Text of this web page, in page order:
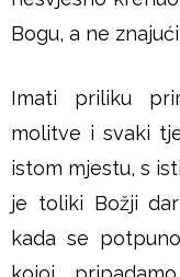
Bogu, a ne
Imati priliku
molitve i svaki
istom mjestu, s
je toliki Božji
kada se